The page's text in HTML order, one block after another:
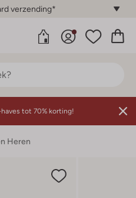
verzending*
tot 70% korting!
Heren